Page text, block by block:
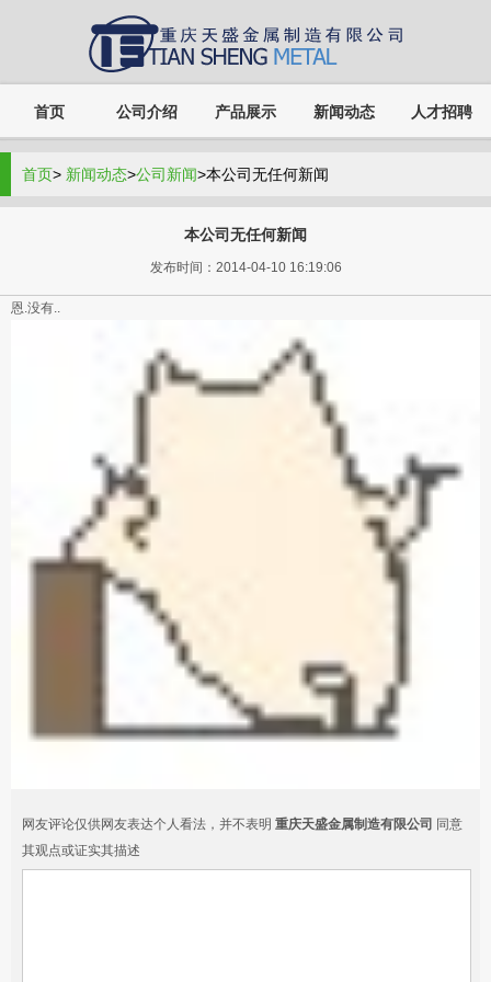
首页 公司介绍 产品展示 新闻动态 人才招聘
首页> 新闻动态>公司新闻>本公司无任何新闻
本公司无任何新闻
发布时间：2014-04-10 16:19:06
恩.没有..
网友评论仅供网友表达个人看法，并不表明 重庆天盛金属制造有限公司 同意
其观点或证实其描述